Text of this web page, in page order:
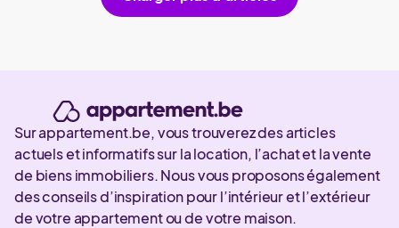
Sur appartement.be, vous trouverez des articles
actuels et informatifs sur la location, l’achat et la vente
de biens immobiliers. Nous vous proposons également
des conseils d’inspiration pour l’intérieur et l’extérieur
de votre appartement ou de votre maison.